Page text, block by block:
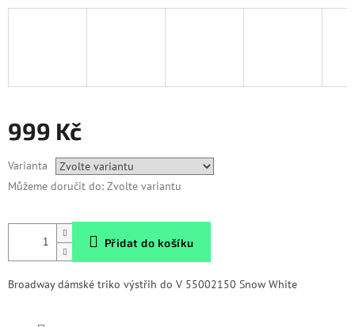
999 Kč
cena:
Varianta
Můžeme doručit do: Zvolte variantu
Přidat do košíku
Broadway dámské triko výstřih do V 55002150 Snow White